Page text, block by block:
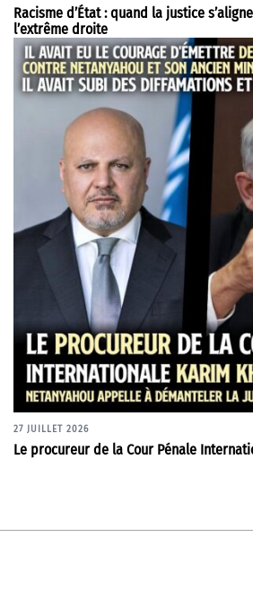
Racisme d’État : quand la justice
l’extrême droite
27 JUILLET 2026
Le procureur de la Cour Pénale